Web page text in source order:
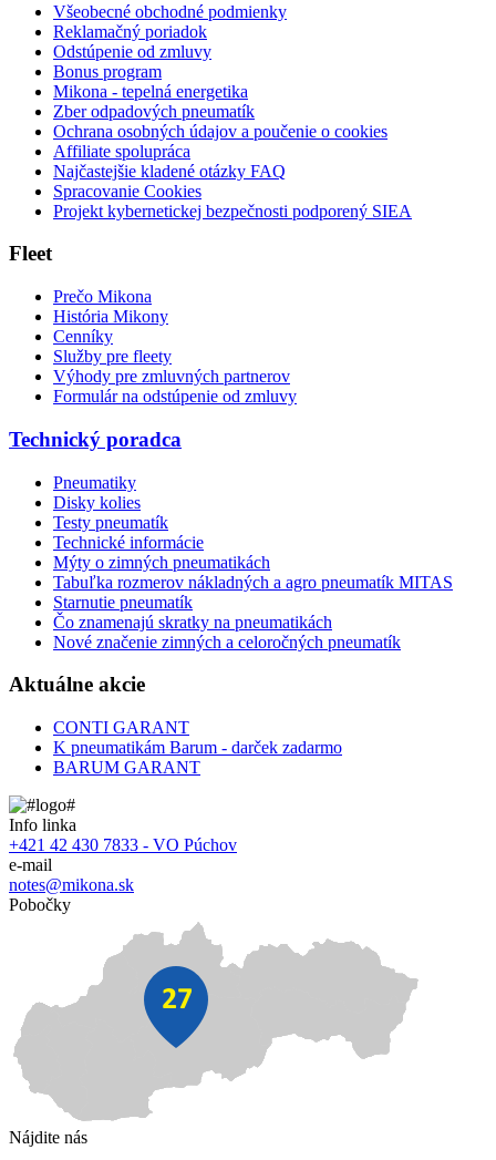
Všeobecné obchodné podmienky
Reklamačný poriadok
Odstúpenie od zmluvy
Bonus program
Mikona - tepelná energetika
Zber odpadových pneumatík
Ochrana osobných údajov a poučenie o cookies
Affiliate spolupráca
Najčastejšie kladené otázky FAQ
Spracovanie Cookies
Projekt kybernetickej bezpečnosti podporený SIEA
Fleet
Prečo Mikona
História Mikony
Cenníky
Služby pre fleety
Výhody pre zmluvných partnerov
Formulár na odstúpenie od zmluvy
Technický poradca
Pneumatiky
Disky kolies
Testy pneumatík
Technické informácie
Mýty o zimných pneumatikách
Tabuľka rozmerov nákladných a agro pneumatík MITAS
Starnutie pneumatík
Čo znamenajú skratky na pneumatikách
Nové značenie zimných a celoročných pneumatík
Aktuálne akcie
CONTI GARANT
K pneumatikám Barum - darček zadarmo
BARUM GARANT
Info linka
+421 42 430 7833 - VO Púchov
e-mail
notes@mikona.sk
Pobočky
Nájdite nás